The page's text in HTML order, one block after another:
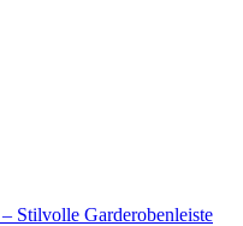
Stilvolle Garderobenleiste